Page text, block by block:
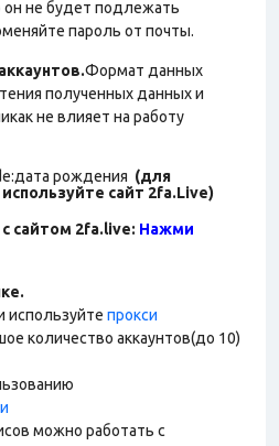
он не будет подлежать
пароль от почты.
Формат данных
полученных данных и
не влияет на работу
рождения (для
сайт 2fa.Live)
сайтом 2fa.live: Нажми
используйте прокси
количество аккаунтов(до 10)
можно работать с